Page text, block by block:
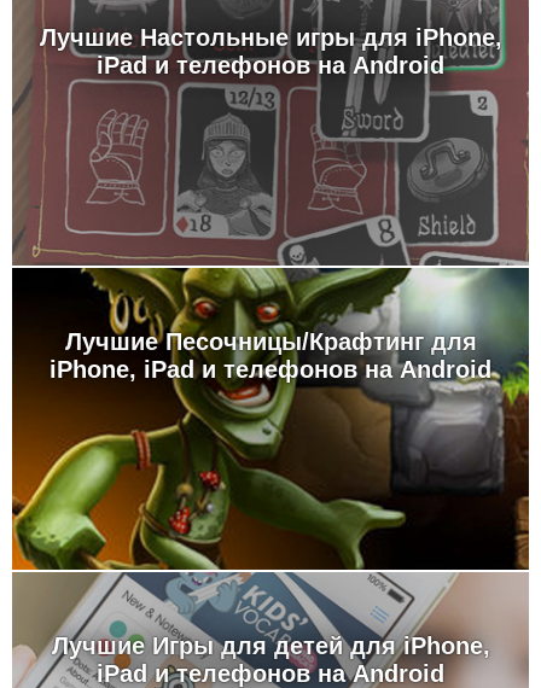
Лучшие Настольные игры для iPhone,
iPad и телефонов на Android
Лучшие Песочницы/Крафтинг для
iPhone, iPad и телефонов на Android
Лучшие Игры для детей для iPhone,
iPad и телефонов на Android